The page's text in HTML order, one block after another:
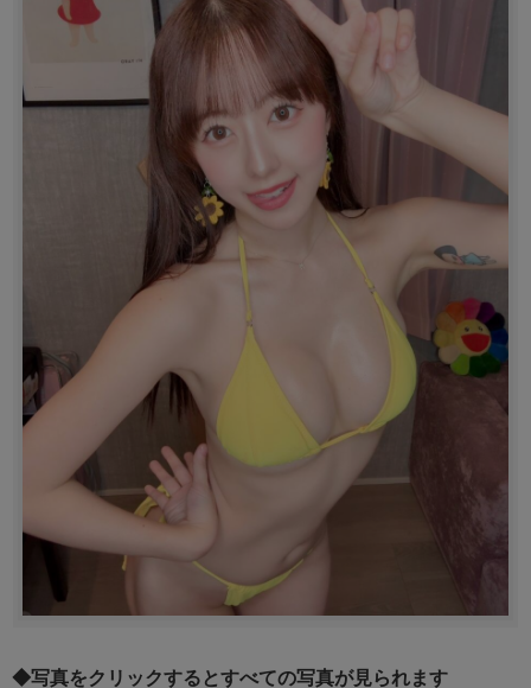
◆写真をクリックするとすべての写真が見られます